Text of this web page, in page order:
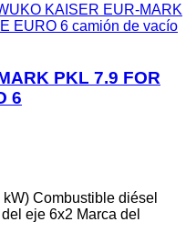
KAISER EUR-MARK
EURO 6 camión de vacío
PKL 7.9 FOR
6
kW) Combustible diésel
eje 6x2 Marca del